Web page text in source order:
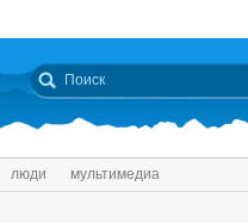
люди мультимедиа